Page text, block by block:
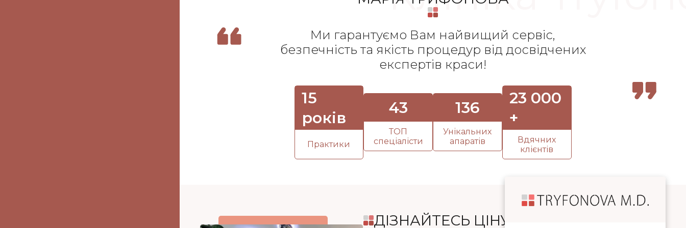
Ми гарантуємо Вам найвищий сервіс,
безпечність та якість процедур від досвідчених
експертів краси!
15
років
Практики
43
ТОП
спеціалісти
136
Унікальних
апаратів
23 000
+
Вдячних
клієнтів
ДІЗНАЙТЕСЬ ЦІНУ БАЖАНОЇ